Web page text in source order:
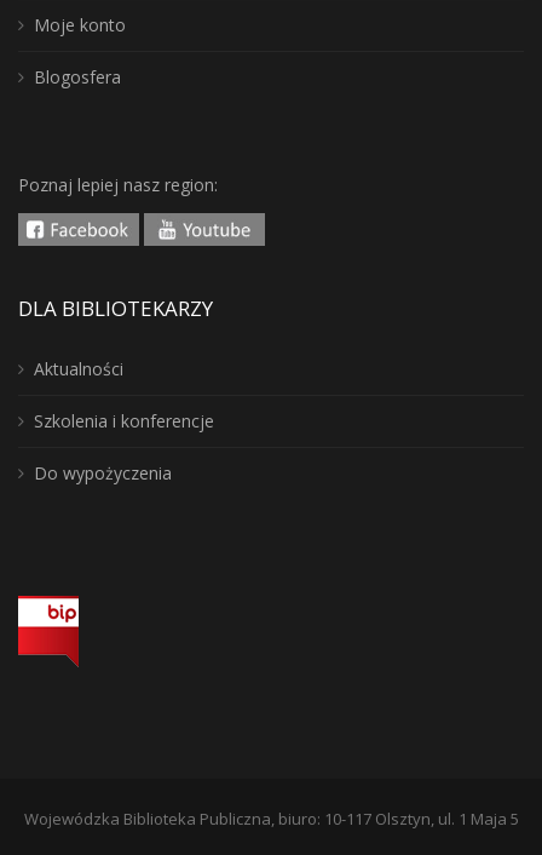
Moje konto
Blogosfera
Poznaj lepiej nasz region:
DLA BIBLIOTEKARZY
Aktualności
Szkolenia i konferencje
Do wypożyczenia
Wojewódzka Biblioteka Publiczna, biuro: 10-117 Olsztyn, ul. 1 Maja 5